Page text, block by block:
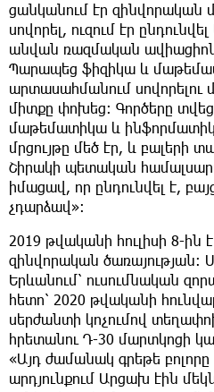
ցանկանում էր զինվորական
սովորել, ուզում էր
անվան ռազմական
Պարապեց ֆիզիկա և
արտասահմանում սովորելու
միտքը փոխեց։ Գործերը
մաթեմատիկա և
մրցույթը մեծ էր, և բալերի
Շիրակի պետական
իմացավ, որ ընդունվել է,
չդարձավ»։
2019 թվականի հուլիսի 8-ին
զինվորական ծառայության։
Երևանում՝ ուսումնական
հետո՝ 2020 թվականի
սերժանտի կոչումով
հրետանու Դ-30 մարտկոցի
«Այդ ժամանակ գրեթե
արդյունքում Արցախ էին